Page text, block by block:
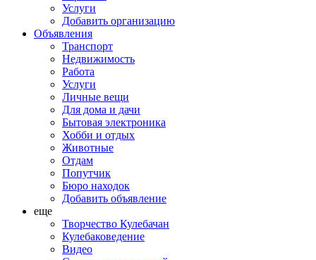
Услуги
Добавить организацию
Объявления
Транспорт
Недвижимость
Работа
Услуги
Личные вещи
Для дома и дачи
Бытовая электроника
Хобби и отдых
Животные
Отдам
Попутчик
Бюро находок
Добавить объявление
еще
Творчество Кулебачан
Кулебаковедение
Видео